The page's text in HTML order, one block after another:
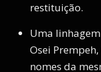
restituição.
Uma
Osei
nomes da